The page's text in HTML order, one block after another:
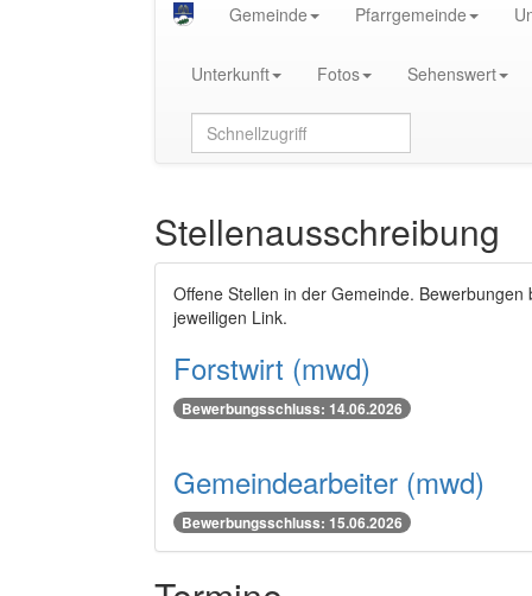
Gemeinde Pfarrgemeinde
Unterkunft Fotos Sehenswert
Stellenausschreibung
Offene Stellen in der Gemeinde.
jeweiligen Link.
Forstwirt (mwd)
Bewerbungsschluss: 14.06.2026
Gemeindearbeiter (mwd)
Bewerbungsschluss: 15.06.2026